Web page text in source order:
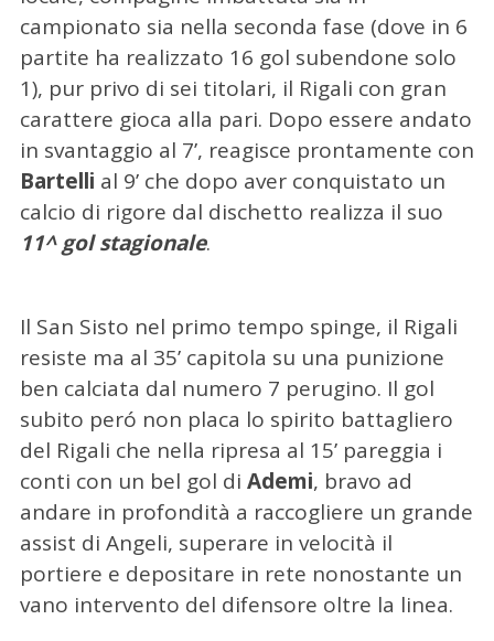
campionato sia nella seconda fase (dove in 6
partite ha realizzato 16 gol subendone solo
1), pur privo di sei titolari, il Rigali con gran
carattere gioca alla pari. Dopo essere andato
in svantaggio al 7’, reagisce prontamente con
Bartelli al 9’ che dopo aver conquistato un
calcio di rigore dal dischetto realizza il suo
11^ gol stagionale.
Il San Sisto nel primo tempo spinge, il Rigali
resiste ma al 35’ capitola su una punizione
ben calciata dal numero 7 perugino. Il gol
subito peró non placa lo spirito battagliero
del Rigali che nella ripresa al 15’ pareggia i
conti con un bel gol di Ademi, bravo ad
andare in profondità a raccogliere un grande
assist di Angeli, superare in velocità il
portiere e depositare in rete nonostante un
vano intervento del difensore oltre la linea.